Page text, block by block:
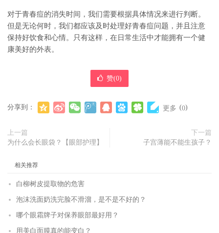
对于青春痘的消失时间，我们需要根据具体情况来进行判断。
但是无论何时，我们都应该及时处理好青春痘问题，并且注意
保持好饮食和心情。只有这样，在日常生活中才能拥有一个健
康美好的外表。
赞(0)
分享到： 更多 (0)
上一篇
为什么会长眼袋？【眼部护理】
下一篇
子宫薄能不能生孩子？
相关推荐
白柳树皮提取物的危害
泡沫洗面奶洗完脸不滑溜，是不是不好的？
哪个眼霜牌子对保养眼部最好用？
用美白面膜真的能变白？